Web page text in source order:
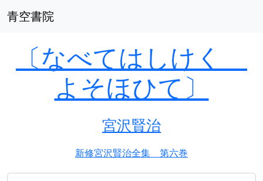
青空書院
〔なべてはしけく
よそほひて〕
宮沢賢治
新修宮沢賢治全集 第六巻